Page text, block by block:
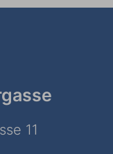
11